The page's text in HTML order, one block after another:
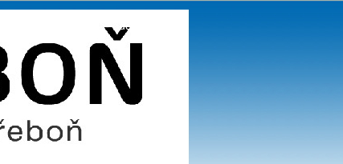
TJ JISKRA TŘEBOŇ - oddíl veslování